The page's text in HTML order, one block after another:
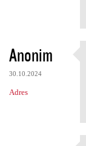
Anonim
30.10.2024
Adres